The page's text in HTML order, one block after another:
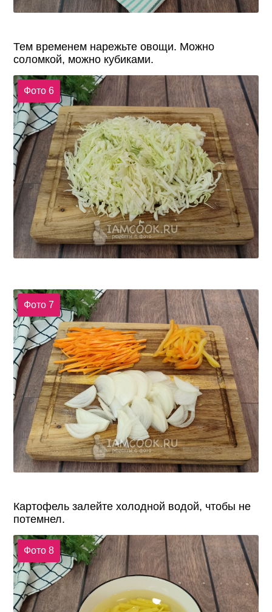
Тем временем нарежьте овощи. Можно
соломкой, можно кубиками.
Фото 6
Фото 7
Картофель залейте холодной водой, чтобы не
потемнел.
Фото 8